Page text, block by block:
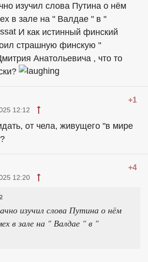
изучил слова Путина о нём
в зале на " Валдае " в "
И как истинный финский
страшную финскую "
Анатольевича , что то
+1
12:12
от чела, живущего "в мире
+4
12:20
изучил слова Путина о нём
в зале на " Валдае " в "